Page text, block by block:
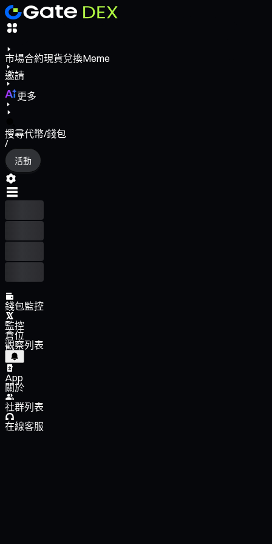
市場合約現貨兌換Meme
邀請
更多
搜尋代幣/錢包
/
活動
錢包監控
監控
倉位
觀察列表
App
關於
社群列表
在線客服